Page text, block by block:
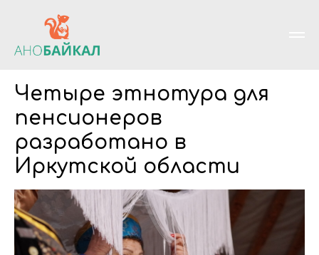
Четыре этнотура для
пенсионеров
разработано в
Иркутской области